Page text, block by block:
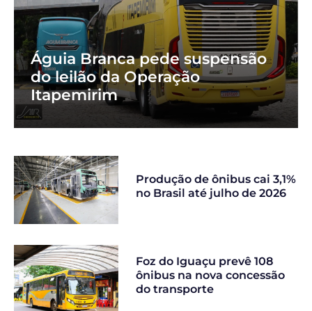
Águia Branca pede suspensão
do leilão da Operação
Itapemirim
Produção de ônibus cai 3,1%
no Brasil até julho de 2026
Foz do Iguaçu prevê 108
ônibus na nova concessão
do transporte